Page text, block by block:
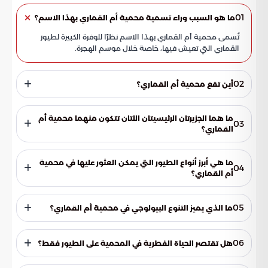
01ما هو السبب وراء تسمية محمية أم القماري بهذا الاسم؟
تُسمى محمية أم القماري بهذا الاسم نظرًا للوفرة الكبيرة لطيور
القماري التي تعيش فيها، خاصة خلال موسم الهجرة.
02أين تقع محمية أم القماري؟
تقع محمية أم القماري جنوب غرب محافظة القنفذة، في قلب البحر
الأحمر.
03ما هما الجزيرتان الرئيسيتان اللتان تتكون منهما محمية أم
القماري؟
تتكون المحمية من جزيرتين رئيسيتين هما: أم القماري البرانية وأم
القماري الفوقانية.
04ما هي أبرز أنواع الطيور التي يمكن العثور عليها في محمية
أم القماري؟
من بين أبرز الطيور التي تعيش في المحمية: العقاب النساري، ومالك
الحزين، والبلشون الأبيض، والقمري المطوق الأفريقي.05ما الذي يميز التنوع البيولوجي في محمية أم القماري؟
تتميز المحمية بتنوعها البيولوجي الغني الذي يضم أنواعًا مختلفة
من الطيور البحرية والشاطئية، بالإضافة إلى عدد من الطيور البرية
المميزة.
06هل تقتصر الحياة الفطرية في المحمية على الطيور فقط؟
لا، الحياة الفطرية لا تقتصر على الطيور فقط، بل تشمل أيضًا تنوعًا